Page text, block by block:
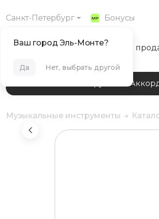
Санкт-Петербург Бонусы
Ваш город Эль-Монте?
Да Нет, выбрать другой
MUZPLANET Хиты
Клавишные инструменты
Музыкальные инструменты